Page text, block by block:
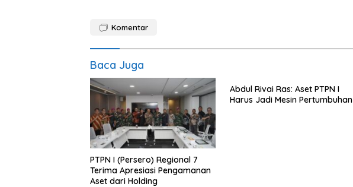
Komentar
Baca Juga
PTPN I (Persero) Regional 7
Terima Apresiasi Pengamanan
Aset dari Holding
Abdul Rivai Ras: Aset PTPN I
Harus Jadi Mesin Pertumbuhan